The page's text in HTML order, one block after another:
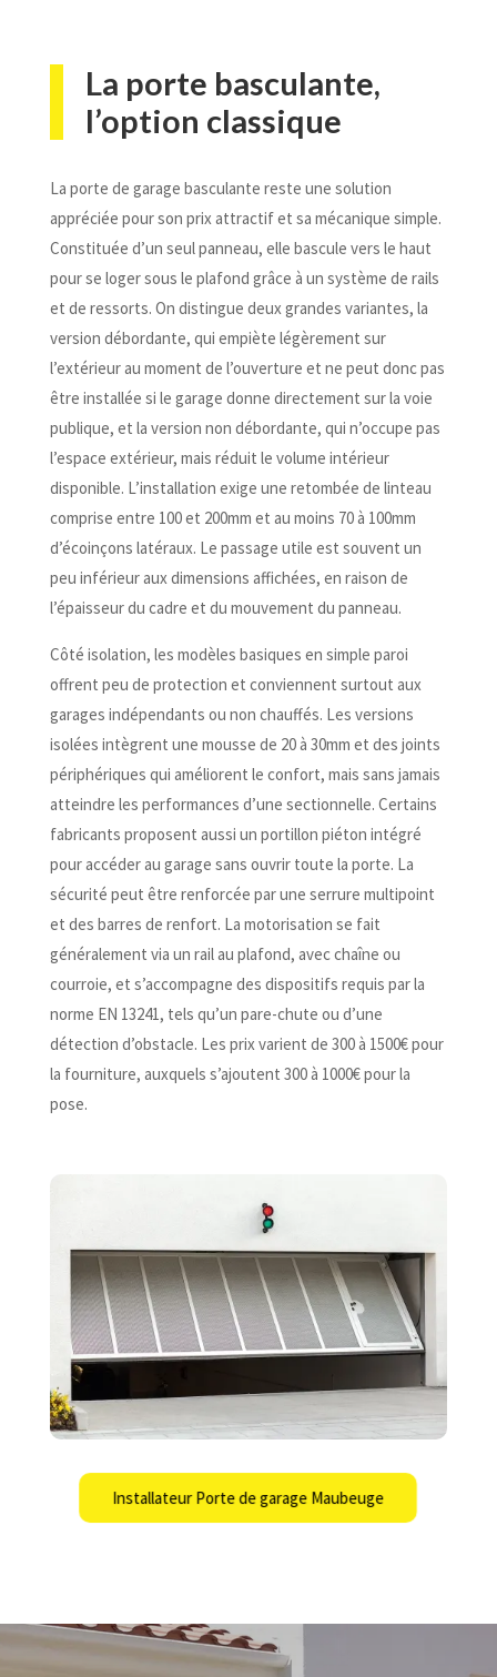
La porte basculante,
l’option classique
La porte de garage basculante reste une solution
appréciée pour son prix attractif et sa mécanique simple.
Constituée d’un seul panneau, elle bascule vers le haut
pour se loger sous le plafond grâce à un système de rails
et de ressorts. On distingue deux grandes variantes, la
version débordante, qui empiète légèrement sur
l’extérieur au moment de l’ouverture et ne peut donc pas
être installée si le garage donne directement sur la voie
publique, et la version non débordante, qui n’occupe pas
l’espace extérieur, mais réduit le volume intérieur
disponible. L’installation exige une retombée de linteau
comprise entre 100 et 200mm et au moins 70 à 100mm
d’écoinçons latéraux. Le passage utile est souvent un
peu inférieur aux dimensions affichées, en raison de
l’épaisseur du cadre et du mouvement du panneau.
Côté isolation, les modèles basiques en simple paroi
offrent peu de protection et conviennent surtout aux
garages indépendants ou non chauffés. Les versions
isolées intègrent une mousse de 20 à 30mm et des joints
périphériques qui améliorent le confort, mais sans jamais
atteindre les performances d’une sectionnelle. Certains
fabricants proposent aussi un portillon piéton intégré
pour accéder au garage sans ouvrir toute la porte. La
sécurité peut être renforcée par une serrure multipoint
et des barres de renfort. La motorisation se fait
généralement via un rail au plafond, avec chaîne ou
courroie, et s’accompagne des dispositifs requis par la
norme EN 13241, tels qu’un pare-chute ou d’une
détection d’obstacle. Les prix varient de 300 à 1500€ pour
la fourniture, auxquels s’ajoutent 300 à 1000€ pour la
pose.
Installateur Porte de garage Maubeuge